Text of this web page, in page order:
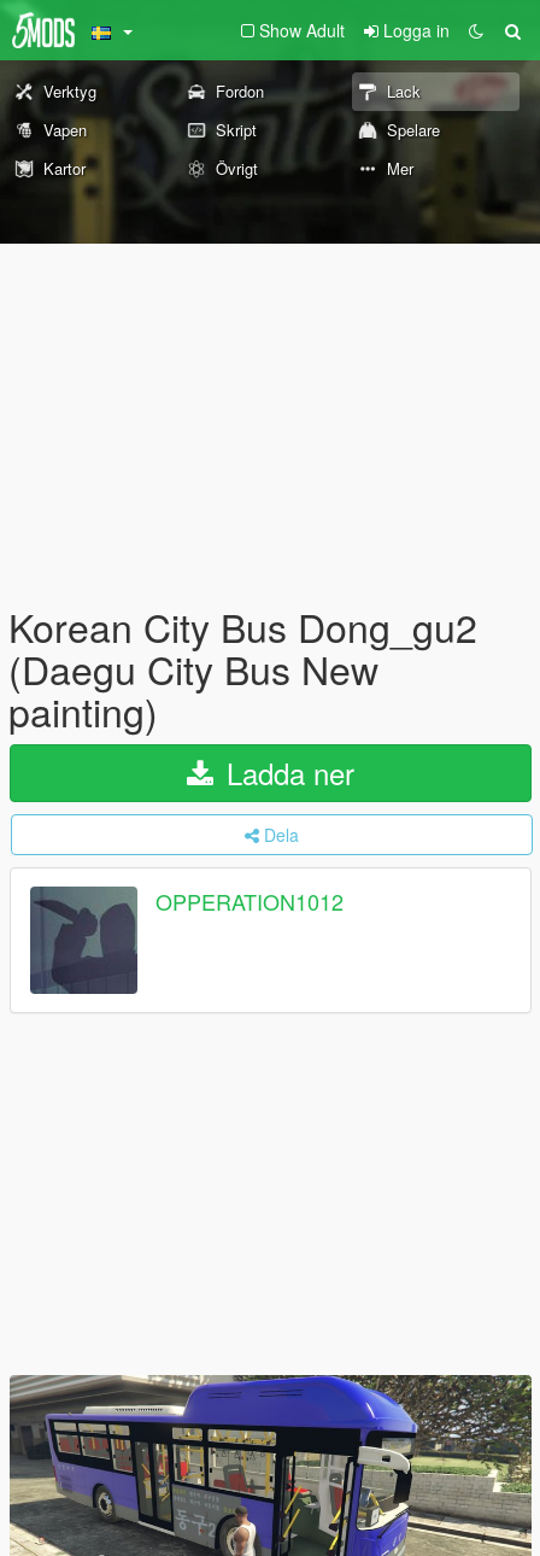
Show Adult Logga in
Verktyg Fordon
Lack
Vapen
Skript
Spelare
Kartor
Övrigt Mer
Korean City Bus Dong_gu2
(Daegu City Bus New
painting)
Ladda ner
Dela
OPPERATION1012